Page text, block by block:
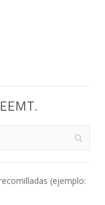
(ejemplo: